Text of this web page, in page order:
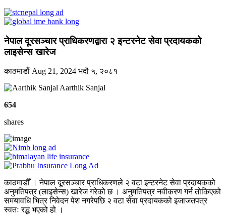
नेपाल दूरसञ्चार प्राधिकरणद्वारा २ इन्टरनेट सेवा प्रदायकको
लाइसेन्स खारेज
काठमाडाैं Aug 21, 2024 भदौ ५, २०८१
Aarthik Sanjal
654
shares
काठमाडौँ । नेपाल दूरसञ्चार प्राधिकरणले २ वटा इन्टरनेट सेवा प्रदायकको
अनुमतिपत्र (लाइसेन्स) खारेज गरेको छ । अनुमतिपत्र नवीकरण गर्न तोकिएको
समयावधि भित्र निवेदन पेश नगरेपछि २ वटा सेवा प्रदायकको इजाजतपत्र
स्वतः रद्ध भएको हो ।